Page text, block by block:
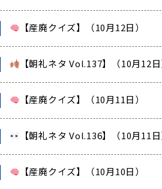
【産廃クイズ】（10月12日）
【朝礼ネタ Vol.137】（10月12日
【産廃クイズ】（10月11日）
【朝礼ネタ Vol.136】（10月11日
【産廃クイズ】（10月10日）